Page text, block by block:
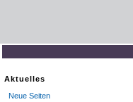
Aktuelles
Neue Seiten